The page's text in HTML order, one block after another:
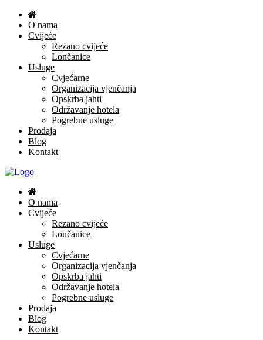
O nama
Cvijeće
Rezano cvijeće
Lončanice
Usluge
Cvjećarne
Organizacija vjenčanja
Opskrba jahti
Održavanje hotela
Pogrebne usluge
Prodaja
Blog
Kontakt
O nama
Cvijeće
Rezano cvijeće
Lončanice
Usluge
Cvjećarne
Organizacija vjenčanja
Opskrba jahti
Održavanje hotela
Pogrebne usluge
Prodaja
Blog
Kontakt